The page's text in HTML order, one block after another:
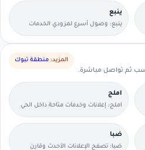
ينبع
ينبع: وصول أسرع لمزودي الخدمات
القريبين منك.
ثم تواصل مباشرة.
المزيد: منطقة تبوك
املج
املج: إعلانات وخدمات متاحة داخل الحي
مع وسائل تواصل مباشرة.
ضبا
ضبا: تصفح الإعلانات الأحدث وقارن